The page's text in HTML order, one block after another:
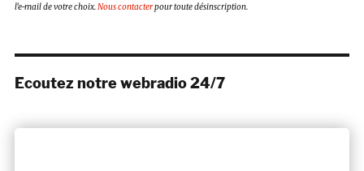
l’e-mail de votre choix.Nous contacterpour toute désinscription.
Ecoutez notre webradio 24/7